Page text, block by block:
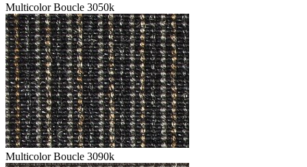
Multicolor Boucle 3050k
Multicolor Boucle 3090k